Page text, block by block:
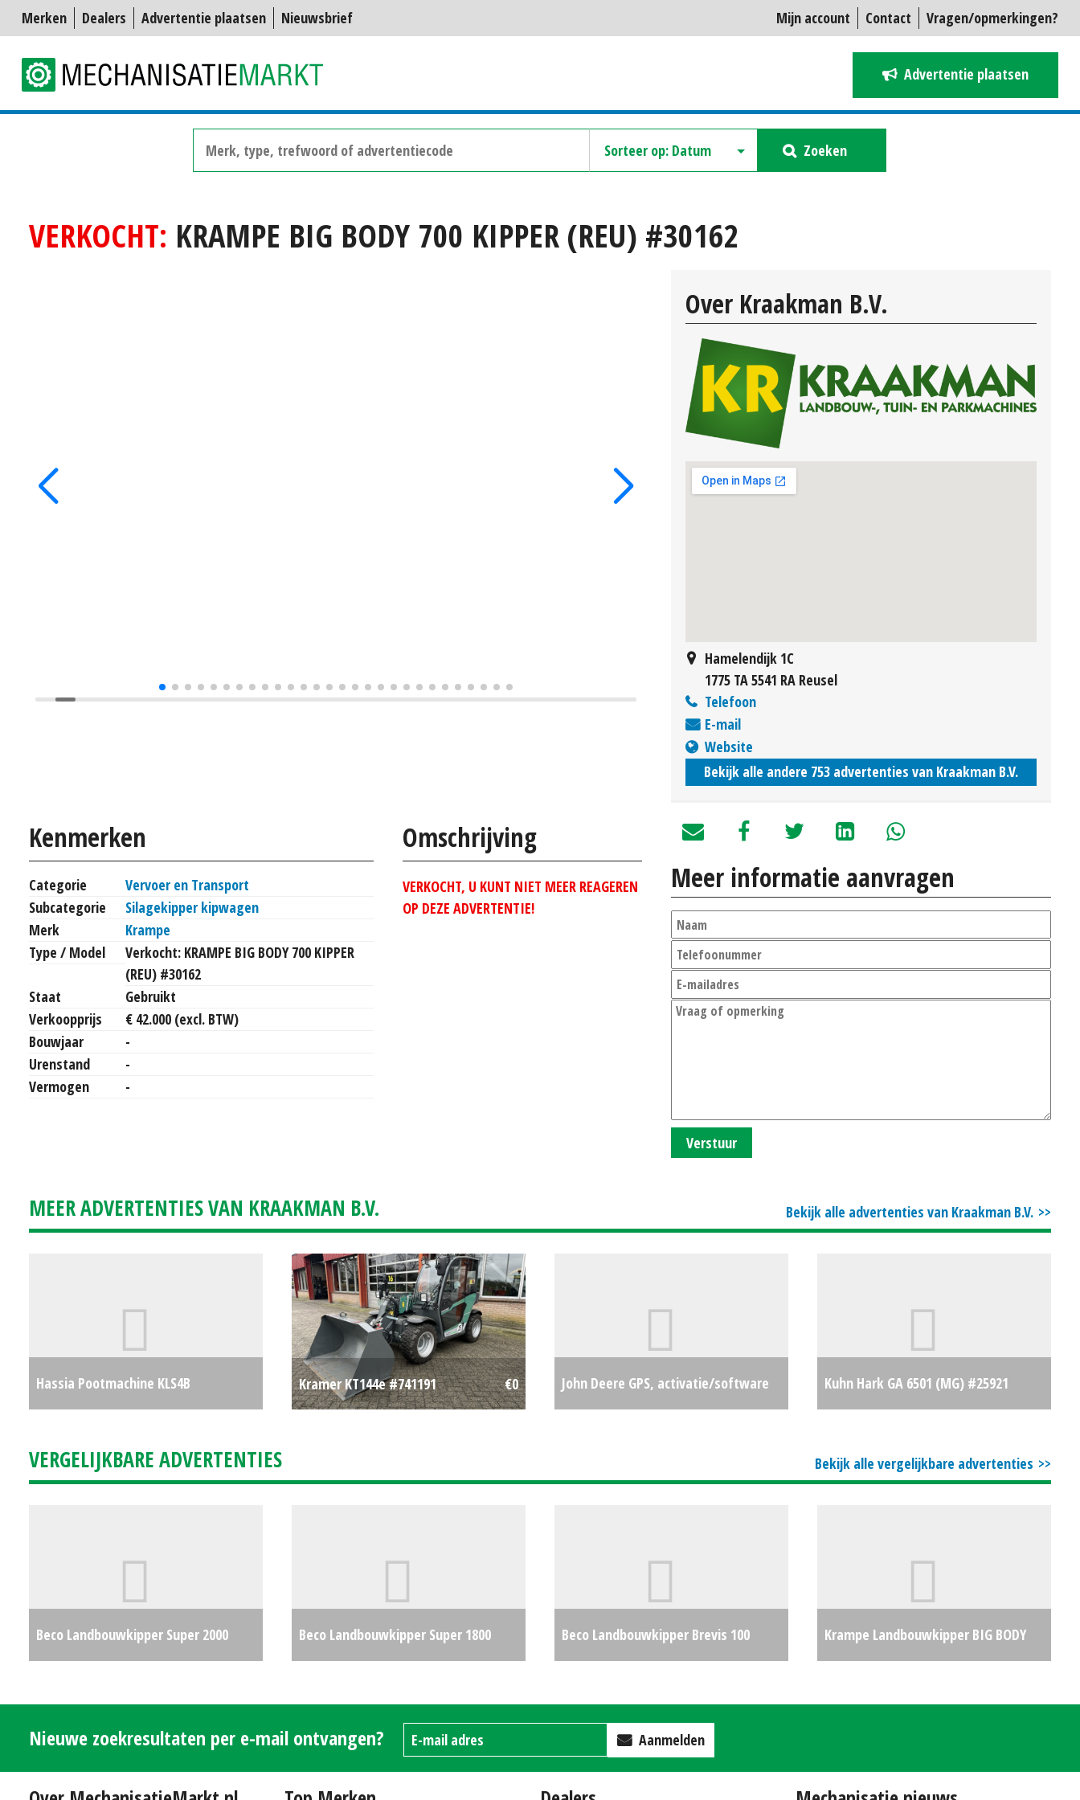
Mijn account Contact Vragen/opmerkingen?
Merken Dealers Advertentie plaatsen Nieuwsbrief
Advertentie plaatsen
Zoeken
VERKOCHT: KRAMPE BIG BODY 700 KIPPER (REU) #30162
Kenmerken
Categorie
Vervoer en Transport
Subcategorie
Silagekipper kipwagen
Merk
Krampe
Type / Model
Verkocht: KRAMPE BIG BODY 700 KIPPER
(REU) #30162
Staat
Gebruikt
Verkoopprijs
€ 42.000 (excl. BTW)
Bouwjaar
-
Urenstand
-
Vermogen
-
Omschrijving
VERKOCHT, U KUNT NIET MEER REAGEREN
OP DEZE ADVERTENTIE!
Over Kraakman B.V.
Hamelendijk 1C
1775 TA 5541 RA Reusel
Telefoon
E-mail
Website
Bekijk alle andere 753 advertenties van Kraakman B.V.
Meer informatie aanvragen
Verstuur
Bekijk alle advertenties van Kraakman B.V.
MEER ADVERTENTIES VAN KRAAKMAN B.V.
Hassia Pootmachine KLS4B
€4250
Kramer KT144e #741191 €0
John Deere GPS, activatie/software
Kuhn Hark GA 6501 (MG) #25921
Bekijk alle vergelijkbare advertenties
VERGELIJKBARE ADVERTENTIES
Beco Landbouwkipper Super 2000
Beco Landbouwkipper Super 1800
Beco Landbouwkipper Brevis 100
Krampe Landbouwkipper BIG BODY
Nieuwe zoekresultaten per e-mail ontvangen? Aanmelden